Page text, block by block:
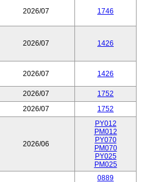
2026/07 1746
2026/07 1426
2026/07 1426
2026/07
1752
2026/07 1752
2026/06
PY012
PM012
PY070
PM070
PY025
PM025
0889